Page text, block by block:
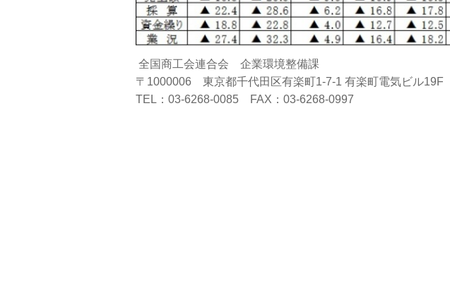
全国商工会連合会 企業環境整備課
〒1000006 東京都千代田区有楽町1-7-1 有楽町電気ビル19F
TEL：03-6268-0085 FAX：03-6268-0997